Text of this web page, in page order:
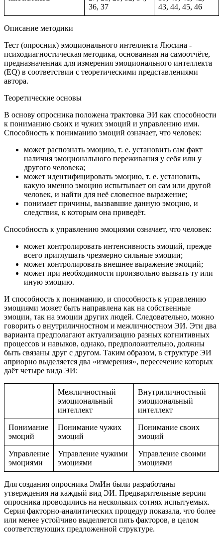
36, 37
43, 44, 45, 46
Описание методики
Тест (опросник) эмоционального интеллекта Люсина -
психодиагностическая методика, основанная на самоотчёте,
предназначенная для измерения эмоционального интеллекта
(EQ) в соответствии с теоретическими представлениями
автора.
Теоретические основы
В основу опросника положена трактовка ЭИ как способности
к пониманию своих и чужих эмоций и управлению ими.
Способность к пониманию эмоций означает, что человек:
может распознать эмоцию, т. е. установить сам факт
наличия эмоционального переживания у себя или у
другого человека;
может идентифицировать эмоцию, т. е. установить,
какую именно эмоцию испытывает он сам или другой
человек, и найти для неё словесное выражение;
понимает причины, вызвавшие данную эмоцию, и
следствия, к которым она приведёт.
Способность к управлению эмоциями означает, что человек:
может контролировать интенсивность эмоций, прежде
всего приглушать чрезмерно сильные эмоции;
может контролировать внешнее выражение эмоций;
может при необходимости произвольно вызвать ту или
иную эмоцию.
И способность к пониманию, и способность к управлению
эмоциями может быть направлена как на собственные
эмоции, так на эмоции других людей. Следовательно, можно
говорить о внутриличностном и межличностном ЭИ. Эти два
варианта предполагают актуализацию разных когнитивных
процессов и навыков, однако, предположительно, должны
быть связаны друг с другом. Таким образом, в структуре ЭИ
априорно выделяется два «измерения», пересечение которых
даёт четыре вида ЭИ:
Межличностный
эмоциональный
интеллект
Внутриличностный
эмоциональный
интеллект
Понимание
эмоций
Понимание чужих
эмоций
Понимание своих
эмоций
Управление
эмоциями
Управление чужими
эмоциями
Управление своими
эмоциями
Для создания опросника ЭмИн были разработаны
утверждения на каждый вид ЭИ. Предварительные версии
опросника проводились на нескольких сотнях испытуемых.
Серия факторно-аналитических процедур показала, что более
или менее устойчиво выделяется пять факторов, в целом
соответствующих предложенной структуре.